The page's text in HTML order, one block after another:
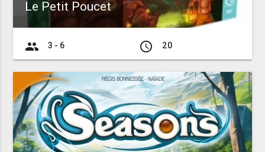
Le Petit Poucet
group 3 - 6 access_time 20